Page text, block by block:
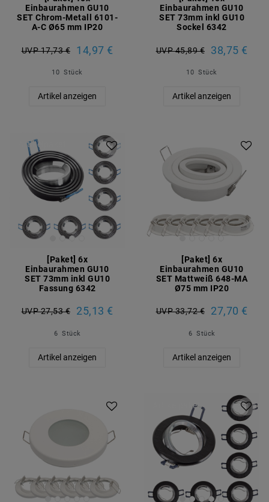
Einbaurahmen GU10
SET Chrom-Metall 6101-
A-C Ø65 mm IP20
UVP 17,73 € 14,97 €
10 Stück
Artikel anzeigen
Einbaurahmen GU10
SET 73mm inkl GU10
Sockel 6342
UVP 45,89 € 38,75 €
10 Stück
Artikel anzeigen
Artikelpaket
[Paket] 6x
Einbaurahmen GU10
SET 73mm inkl GU10
Fassung 6342
UVP 27,53 € 25,13 €
6 Stück
Artikel anzeigen
Artikelpaket
[Paket] 6x
Einbaurahmen GU10
SET Mattweiß 648-MA
Ø75 mm IP20
UVP 33,72 € 27,70 €
6 Stück
Artikel anzeigen
Artikelpaket